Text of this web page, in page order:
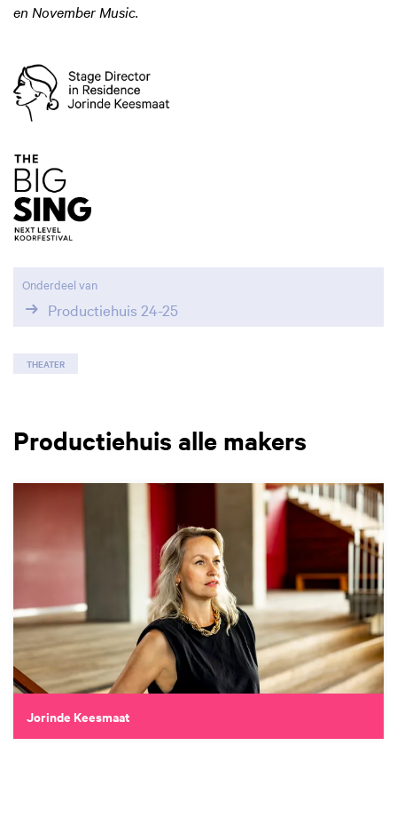
en November Music.
Onderdeel van
Productiehuis 24-25
THEATER
Productiehuis alle makers
Jorinde Keesmaat